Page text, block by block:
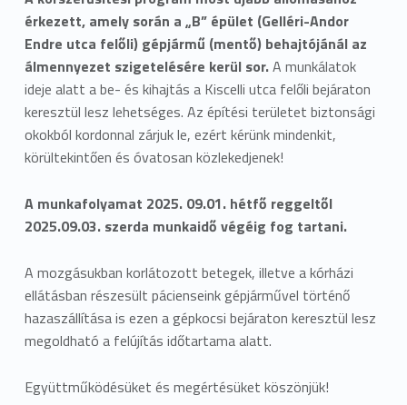
érkezett, amely során a „B” épület (Gelléri-Andor
Endre utca felőli) gépjármű (mentő) behajtójánál az
álmennyezet szigetelésére kerül sor.A munkálatok
ideje alatt a be- és kihajtás a Kiscelli utca felőli bejáraton
keresztül lesz lehetséges. Az építési területet biztonsági
okokból kordonnal zárjuk le, ezért kérünk mindenkit,
körültekintően és óvatosan közlekedjenek!
A munkafolyamat 2025. 09.01. hétfő reggeltől
2025.09.03. szerda munkaidő végéig fog tartani.
A mozgásukban korlátozott betegek, illetve a kórházi
ellátásban részesült pácienseink gépjárművel történő
hazaszállítása is ezen a gépkocsi bejáraton keresztül lesz
megoldható a felújítás időtartama alatt.
Együttműködésüket és megértésüket köszönjük!